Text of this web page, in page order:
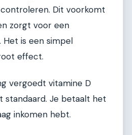
Dit voorkomt
zorgt voor een
is een simpel
effect.
vergoedt vitamine D
standaard. Je betaalt het
inkomen hebt.